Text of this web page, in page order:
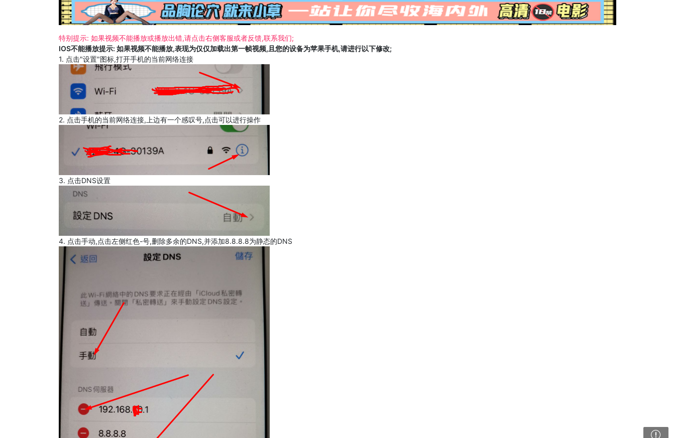
特别提示: 如果视频不能播放或播放出错,请点击右侧客服或者反馈,联系我们;
IOS不能播放提示: 如果视频不能播放,表现为仅仅加载出第一帧视频,且您的设备为苹果手机,请进行以下修改;
1. 点击"设置"图标,打开手机的当前网络连接
2. 点击手机的当前网络连接,上边有一个感叹号,点击可以进行操作
3. 点击DNS设置
4. 点击手动,点击左侧红色-号,删除多余的DNS,并添加8.8.8.8为静态的DNS